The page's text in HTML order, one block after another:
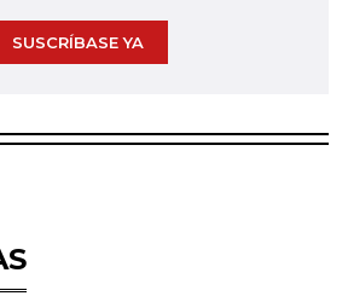
SUSCRÍBASE YA